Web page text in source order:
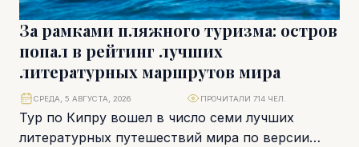
За рамками пляжного туризма: остров
попал в рейтинг лучших
литературных маршрутов мира
Тур по Кипру вошел в число семи лучших
литературных путешествий мира по версии
СРЕДА, 5 АВГУСТА, 2026 ПРОЧИТАЛИ 714 ЧЕЛ.